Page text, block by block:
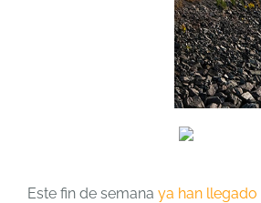
Este fin de semana ya han llegado